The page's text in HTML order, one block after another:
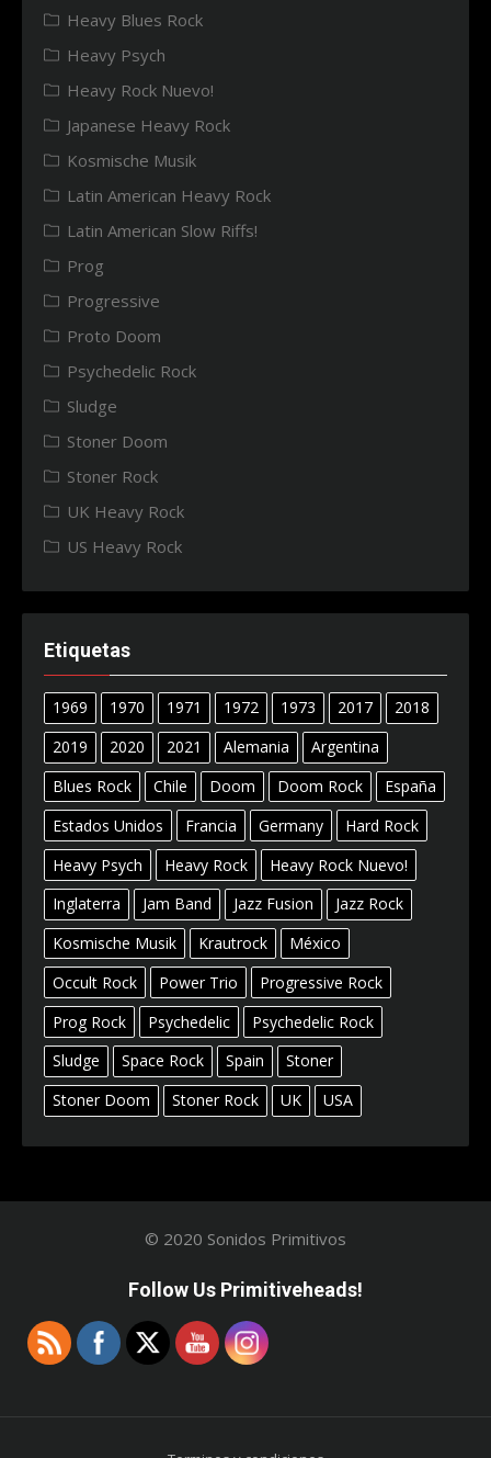
Heavy Blues Rock
Heavy Psych
Heavy Rock Nuevo!
Japanese Heavy Rock
Kosmische Musik
Latin American Heavy Rock
Latin American Slow Riffs!
Prog
Progressive
Proto Doom
Psychedelic Rock
Sludge
Stoner Doom
Stoner Rock
UK Heavy Rock
US Heavy Rock
Etiquetas
1969 1970 1971 1972 1973 2017
2018
2019
2020 2021 Alemania
Argentina
Blues Rock
Chile Doom Doom Rock
España
Estados Unidos
Francia Germany
Hard Rock
Heavy Psych
Heavy Rock
Heavy Rock Nuevo!
Inglaterra
Jam Band Jazz Fusion
Jazz Rock
Kosmische Musik
Krautrock
México
Occult Rock
Power Trio
Progressive Rock
Prog Rock
Psychedelic
Psychedelic Rock
Sludge
Space Rock Spain
Stoner
Stoner Doom
Stoner Rock UK USA
© 2020 Sonidos Primitivos
Follow Us Primitiveheads!